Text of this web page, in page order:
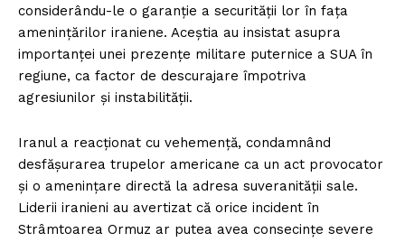
considerându-le o garanție a securității lor în fața
amenințărilor iraniene. Aceștia au insistat asupra
importanței unei prezențe militare puternice a SUA în
regiune, ca factor de descurajare împotriva
agresiunilor și instabilității.
Iranul a reacționat cu vehemență, condamnând
desfășurarea trupelor americane ca un act provocator
și o amenințare directă la adresa suveranității sale.
Liderii iranieni au avertizat că orice incident în
Strâmtoarea Ormuz ar putea avea consecințe severe